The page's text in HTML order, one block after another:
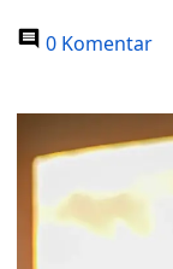
0 Komentar